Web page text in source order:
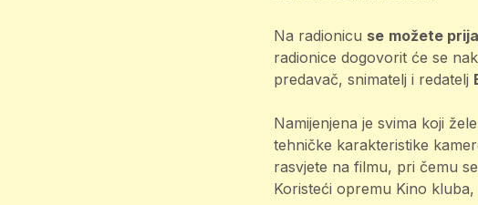
Na radionicu se možete
radionice dogovorit će se
predavač, snimatelj i redatelj
Namijenjena je svima koji
tehničke karakteristike
rasvjete na filmu, pri čemu
Koristeći opremu Kino